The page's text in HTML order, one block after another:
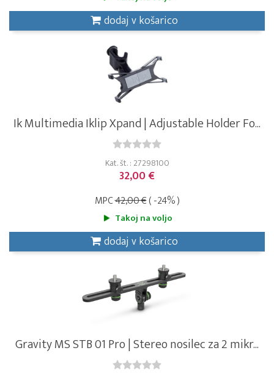
dodaj v košarico
Ik Multimedia Iklip Xpand | Adjustable Holder Fo...
Kat. št. : 27298100
32,00 €
MPC42,00 €( -24% )
Takoj na voljo
dodaj v košarico
Gravity MS STB 01 Pro | Stereo nosilec za 2 mikr...